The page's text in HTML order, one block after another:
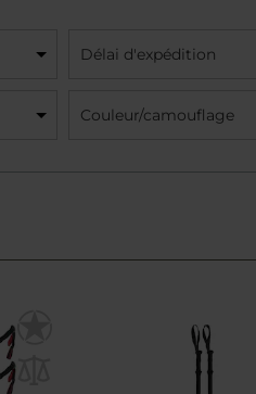
Délai d'expédition
Couleur/camouflage